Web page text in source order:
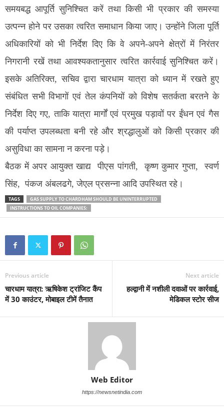
समयबद्ध आपूर्ति सुनिश्चित करें तथा किसी भी प्रकार की समस्या
उत्पन्न होने पर उसका त्वरित समाधान किया जाए। उन्होंने जिला पूर्ति
अधिकारियों को भी निर्देश दिए कि वे अपने-अपने क्षेत्रों में निरंतर
निगरानी रखें तथा आवश्यकतानुसार त्वरित कार्रवाई सुनिश्चित करें।
इसके अतिरिक्त, सचिव द्वारा चारधाम यात्रा को ध्यान में रखते हुए
संबंधित सभी विभागों एवं तेल कंपनियों को विशेष सतर्कता बरतने के
निर्देश दिए गए, ताकि यात्रा मार्गों एवं प्रमुख पड़ावों पर ईंधन एवं गैस
की पर्याप्त उपलब्धता बनी रहे और श्रद्धालुओं को किसी प्रकार की
असुविधा का सामना न करना पड़े।
बैठक में अपर आयुक्त खाद्य पीएस पांगती, कृष्ण कुमार गुप्ता, स्वर्ण
सिंह, पंकज अंबलढगे, जेएल प्रसन्ना आदि उपस्थित रहे।
TAGS
GAS SUPPLY TO CHARDHAM SHOULD BE UNINTERRUPTED
INSTRUCTIONS TO OIL COMPANIES:
Previous article
चारधाम यात्रा: ऋषिकेश ट्रांजिट कैंप
में 30 काउंटर, मोबाइल टीमें तैनात
Next article
हल्द्वानी में नशीली दवाओं पर कार्रवाई,
मेडिकल स्टोर सीज
Web Editor
https://newsnetindia.com